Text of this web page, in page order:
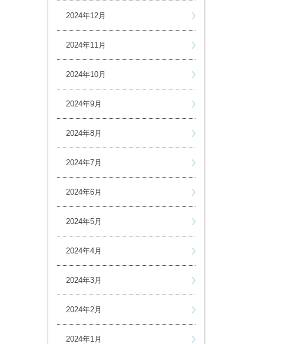
2024年12月
2024年11月
2024年10月
2024年9月
2024年8月
2024年7月
2024年6月
2024年5月
2024年4月
2024年3月
2024年2月
2024年1月